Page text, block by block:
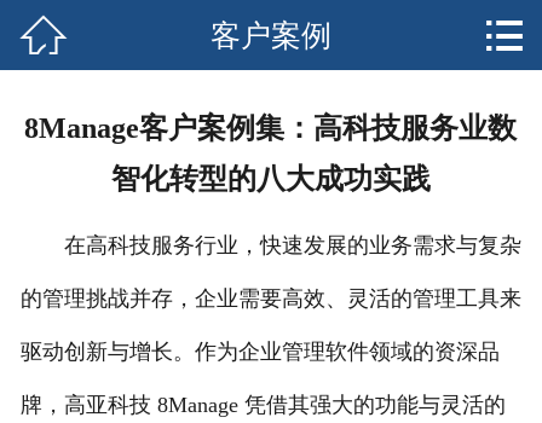
安全须知
售后服务
 客户案例 
8Manage客户案例集：高科技服务业数
智化转型的八大成功实践
在高科技服务行业，快速发展的业务需求与复杂
的管理挑战并存，企业需要高效、灵活的管理工具来
驱动创新与增长。作为企业管理软件领域的资深品
牌，高亚科技 8Manage 凭借其强大的功能与灵活的